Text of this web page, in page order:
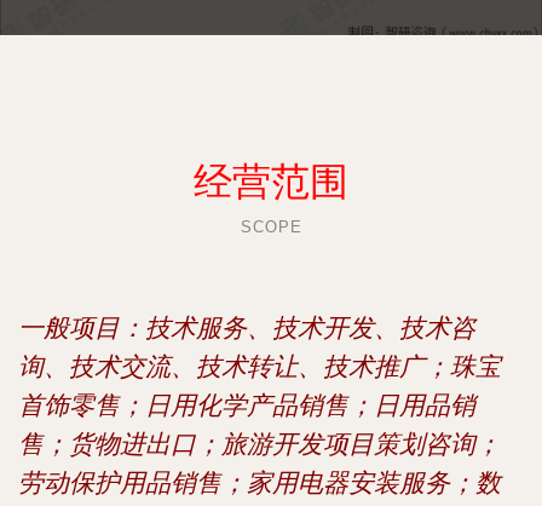
经营范围
SCOPE
一般项目：技术服务、技术开发、技术咨
询、技术交流、技术转让、技术推广；珠宝
首饰零售；日用化学产品销售；日用品销
售；货物进出口；旅游开发项目策划咨询；
劳动保护用品销售；家用电器安装服务；数